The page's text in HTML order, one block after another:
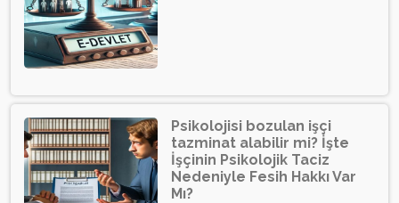
Psikolojisi bozulan işçi
tazminat alabilir mi? İşte
İşçinin Psikolojik Taciz
Nedeniyle Fesih Hakkı Var
Mı?